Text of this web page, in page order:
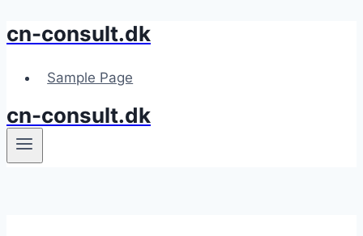
Fortsæt
indhold
cn-consult.dk
Sample Page
cn-consult.dk